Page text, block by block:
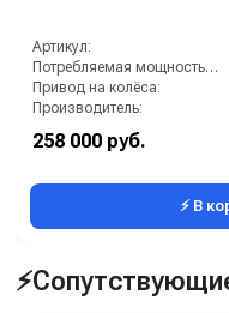
Артикул:
Потребляемая мощность (кВт):
Привод на колёса:
Производитель:
Тип машины:
258 000 руб.
⚡ В